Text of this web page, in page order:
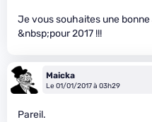
Je vous souhaites une
&nbsp;pour 2017 !!!
Maicka
Le 01/01/2017 à 03h29
Pareil.